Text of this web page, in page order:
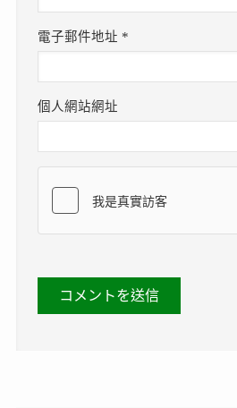
電子郵件地址 *
個人網站網址